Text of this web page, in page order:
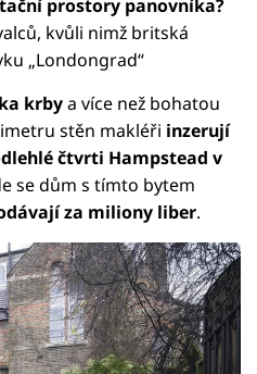
prostory panovníka?
kvůli nimž britská
„Londongrad“
krbya více než bohatou
stěn makléři inzerují
čtvrti Hampstead v
se dům s tímto bytem
za miliony liber.